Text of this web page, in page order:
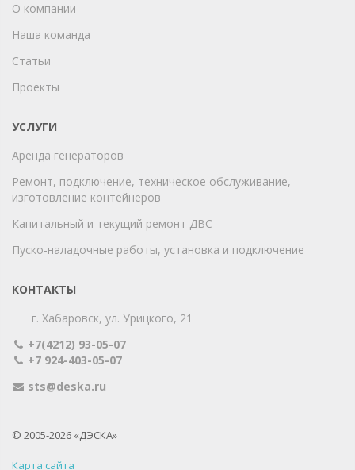
О компании
Наша команда
Статьи
Проекты
УСЛУГИ
Аренда генераторов
Ремонт, подключение, техническое обслуживание,
изготовление контейнеров
Капитальный и текущий ремонт ДВС
Пуско-наладочные работы, установка и подключение
КОНТАКТЫ
г. Хабаровск, ул. Урицкого, 21
+7(4212) 93-05-07
+7 924-403-05-07
sts@deska.ru
© 2005-2026 «ДЭСКА»
Карта сайта